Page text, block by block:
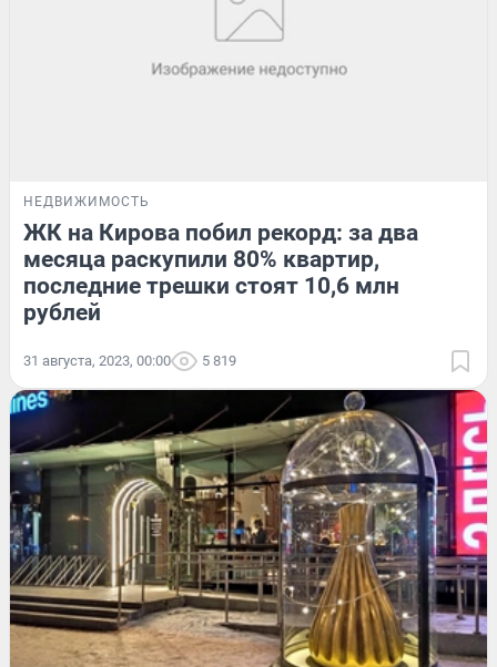
НЕДВИЖИМОСТЬ
ЖК на Кирова побил рекорд: за два
месяца раскупили 80% квартир,
последние трешки стоят 10,6 млн
рублей
31 августа, 2023, 00:00 5 819